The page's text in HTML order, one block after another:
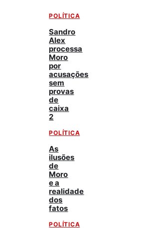
POLÍTICA
Sandro
Alex
processa
Moro
por
acusações
sem
provas
de
caixa
2
POLÍTICA
As
ilusões
de
Moro
e a
realidade
dos
fatos
POLÍTICA